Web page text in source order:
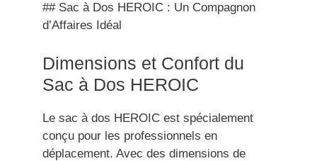
## Sac à Dos HEROIC : Un Compagnon
d’Affaires Idéal
Dimensions et Confort du
Sac à Dos HEROIC
Le sac à dos HEROIC est spécialement
conçu pour les professionnels en
déplacement. Avec des dimensions de